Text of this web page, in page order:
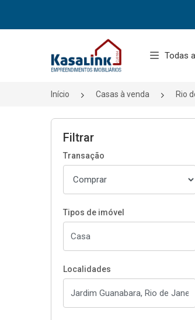
Página inicial
Todas
Início Casas à venda Rio
Filtrar
Transação
Tipos de imóvel
Localidades